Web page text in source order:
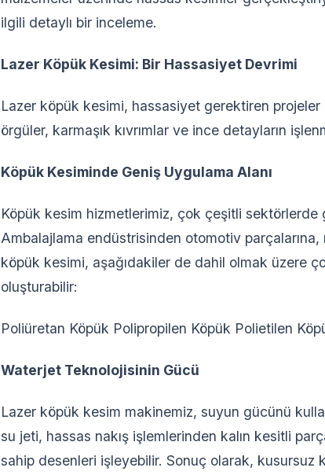
ilgili detaylı bir inceleme.
Lazer Köpük Kesimi: Bir Hassasiyet Devrimi
Lazer köpük kesimi, hassasiyet gerektiren
örgüler, karmaşık kıvrımlar ve ince detayların
Köpük Kesiminde Geniş Uygulama Alanı
Köpük kesim hizmetlerimiz, çok çeşitli
Ambalajlama endüstrisinden otomotiv
köpük kesimi, aşağıdakiler de dahil olmak üzere
oluşturabilir:
Poliüretan Köpük Polipropilen Köpük Polietilen
Waterjet Teknolojisinin Gücü
Lazer köpük kesim makinemiz, suyun gücünü
su jeti, hassas nakış işlemlerinden kalın kesitli
sahip desenleri işleyebilir. Sonuç olarak,